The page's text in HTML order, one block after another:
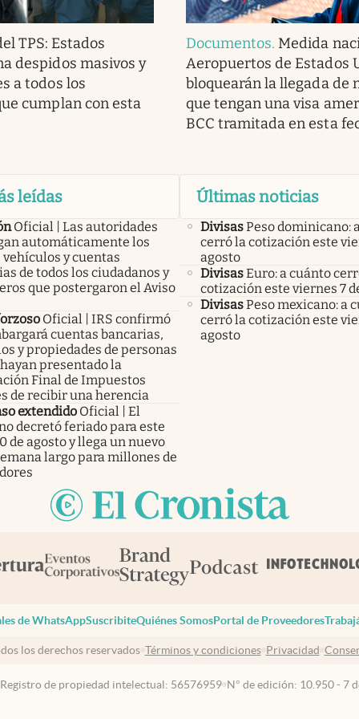
TPS: Estados
despidos masivos y
a todos los
cumplan con esta
Documentos. Medida
Aeropuertos de Estados
bloquearán la llegada de
que tengan una visa
BCC tramitada en esta
leídas
Oficial | Las autoridades
automáticamente los
vehículos y cuentas
de todos los ciudadanos y
que postergaron el Aviso
Oficial | IRS confirmó
cuentas bancarias,
y propiedades de personas
presentado la
Final de Impuestos
de recibir una herencia
extendido Oficial | El
decretó feriado para este
de agosto y llega un nuevo
largo para millones de
Últimas noticias
DivisasPeso dominicano:
cerró la cotización este
agosto
DivisasEuro: a cuánto
cotización este viernes 7
DivisasPeso mexicano: a
cerró la cotización este
agosto
de WhatsAppSuscribiteQuiénes SomosPortal de Proveedores
los derechos reservados Términos y condiciones Privacidad
de propiedad intelectual: 56576959 N° de edición: 10.950 - 7